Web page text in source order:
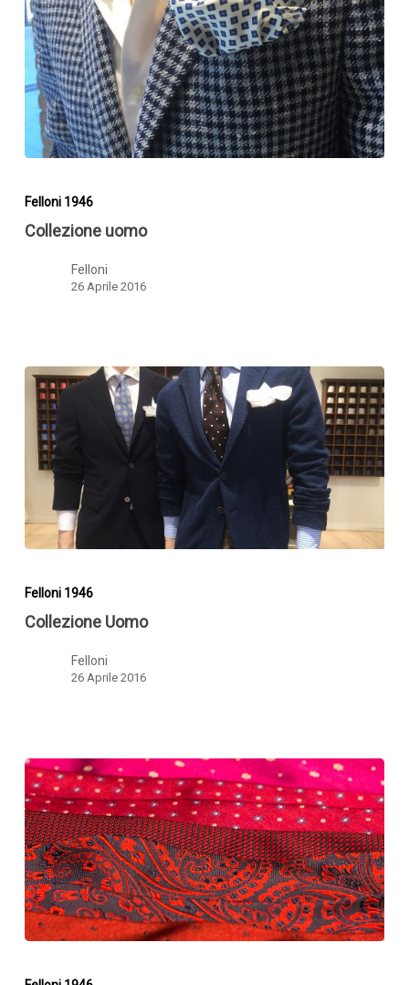
uomo
Felloni 1946
Collezione uomo
Felloni
26 Aprile 2016
Uomo
Felloni 1946
Collezione Uomo
Felloni
26 Aprile 2016
1946